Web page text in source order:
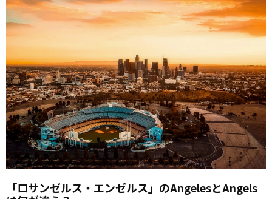
「ロサンゼルス・エンゼルス」のAngelesとAngels